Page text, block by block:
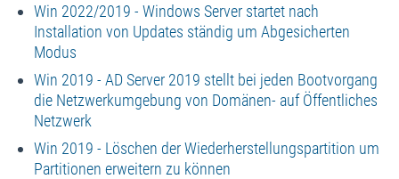
Win 2022/2019 - Windows Server startet nach
Installation von Updates ständig um Abgesicherten
Modus
Win 2019 - AD Server 2019 stellt bei jeden Bootvorgang
die Netzwerkumgebung von Domänen- auf Öffentliches
Netzwerk
Win 2019 - Löschen der Wiederherstellungspartition um
Partitionen erweitern zu können